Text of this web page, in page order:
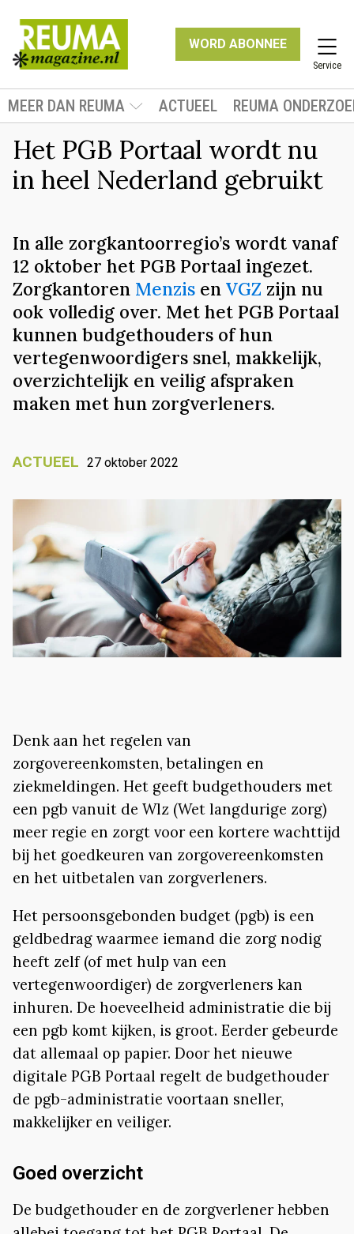
WORD ABONNEE
Service
MEER DAN REUMA ACTUEEL REUMA
Het PGB Portaal wordt nu
in heel Nederland gebruikt
In alle zorgkantoorregio’s wordt vanaf
12 oktober het PGB Portaal ingezet.
Zorgkantoren Menzis en VGZ zijn nu
ook volledig over. Met het PGB Portaal
kunnen budgethouders of hun
vertegenwoordigers snel, makkelijk,
overzichtelijk en veilig afspraken
maken met hun zorgverleners.
ACTUEEL 27 oktober 2022
Denk aan het regelen van
zorgovereenkomsten, betalingen en
ziekmeldingen. Het geeft budgethouders met
een pgb vanuit de Wlz (Wet langdurige zorg)
meer regie en zorgt voor een kortere wachttijd
bij het goedkeuren van zorgovereenkomsten
en het uitbetalen van zorgverleners.
Het persoonsgebonden budget (pgb) is een
geldbedrag waarmee iemand die zorg nodig
heeft zelf (of met hulp van een
vertegenwoordiger) de zorgverleners kan
inhuren. De hoeveelheid administratie die bij
een pgb komt kijken, is groot. Eerder gebeurde
dat allemaal op papier. Door het nieuwe
digitale PGB Portaal regelt de budgethouder
de pgb-administratie voortaan sneller,
makkelijker en veiliger.
Goed overzicht
De budgethouder en de zorgverlener hebben